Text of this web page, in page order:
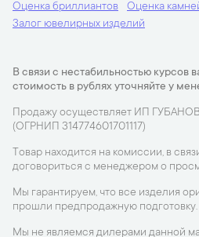
Оценка бриллиантов
Оценка
Залог ювелирных изделий
В связи с нестабильностью курсов
стоимость в рублях уточняйте у
Продажу осуществляет ИП
(ОГРНИП 314774601701117)
Товар находится на комиссии, в
договориться с менеджером о
Мы гарантируем, что все изделия
прошли предпродажную подготовку.
Мы не являемся дилерами данной